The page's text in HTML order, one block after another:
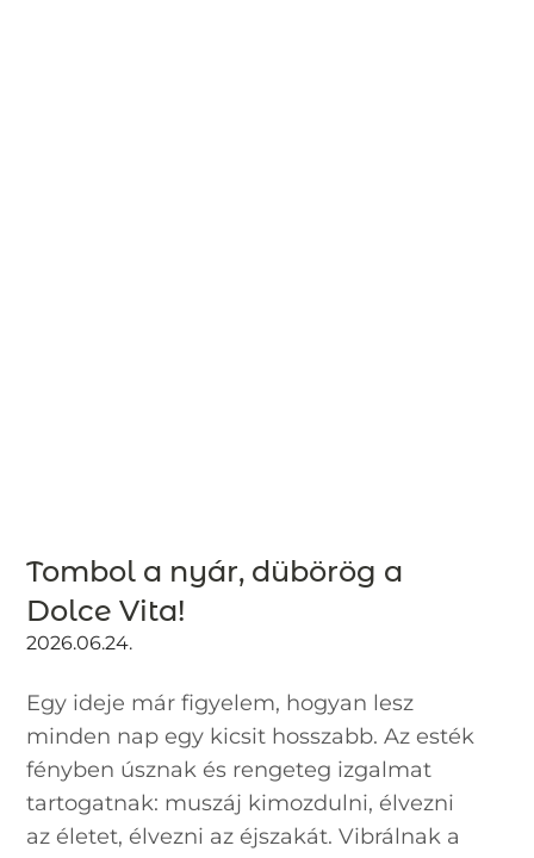
Tombol a nyár, dübörög a
Dolce Vita!
2026.06.24.
Egy ideje már figyelem, hogyan lesz
minden nap egy kicsit hosszabb. Az esték
fényben úsznak és rengeteg izgalmat
tartogatnak: muszáj kimozdulni, élvezni
az életet, élvezni az éjszakát. Vibrálnak a